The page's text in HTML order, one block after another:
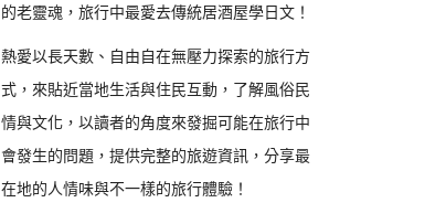
的老靈魂，旅行中最愛去傳統居酒屋學日文！
熱愛以長天數、自由自在無壓力探索的旅行方
式，來貼近當地生活與住民互動，了解風俗民
情與文化，以讀者的角度來發掘可能在旅行中
會發生的問題，提供完整的旅遊資訊，分享最
在地的人情味與不一樣的旅行體驗！